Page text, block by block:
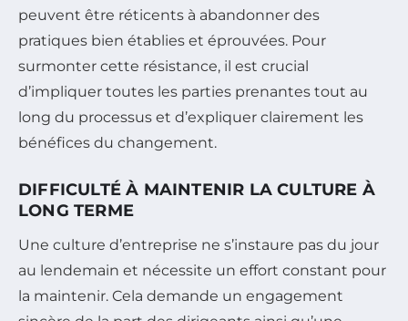
peuvent être réticents à abandonner des
pratiques bien établies et éprouvées. Pour
surmonter cette résistance, il est crucial
d’impliquer toutes les parties prenantes tout au
long du processus et d’expliquer clairement les
bénéfices du changement.
DIFFICULTÉ À MAINTENIR LA CULTURE À
LONG TERME
Une culture d’entreprise ne s’instaure pas du jour
au lendemain et nécessite un effort constant pour
la maintenir. Cela demande un engagement